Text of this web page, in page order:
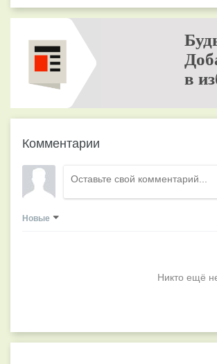
в
Комментарии
Новые
Никто ещё